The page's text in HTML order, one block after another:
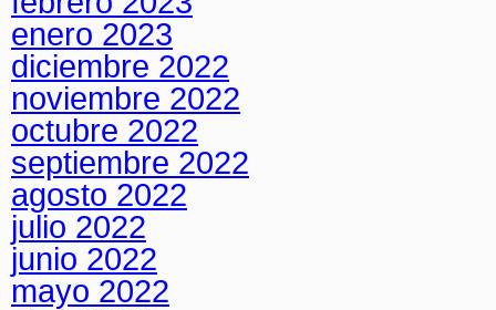
enero 2023
diciembre 2022
noviembre 2022
octubre 2022
septiembre 2022
agosto 2022
julio 2022
junio 2022
mayo 2022